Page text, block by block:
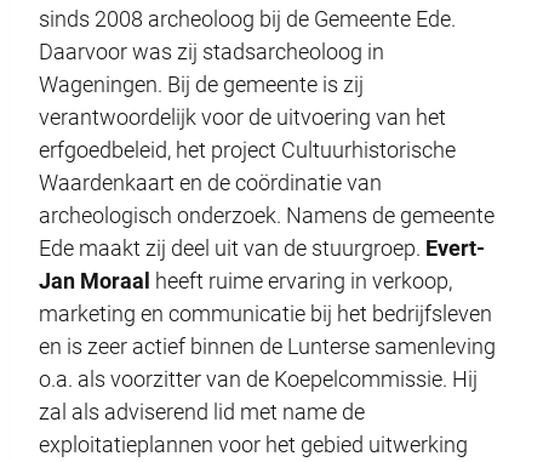
sinds 2008 archeoloog bij de Gemeente Ede.
Daarvoor was zij stadsarcheoloog in
Wageningen. Bij de gemeente is zij
verantwoordelijk voor de uitvoering van het
erfgoedbeleid, het project Cultuurhistorische
Waardenkaart en de coördinatie van
archeologisch onderzoek. Namens de gemeente
Ede maakt zij deel uit van de stuurgroep. Evert-
Jan Moraal heeft ruime ervaring in verkoop,
marketing en communicatie bij het bedrijfsleven
en is zeer actief binnen de Lunterse samenleving
o.a. als voorzitter van de Koepelcommissie. Hij
zal als adviserend lid met name de
exploitatieplannen voor het gebied uitwerking